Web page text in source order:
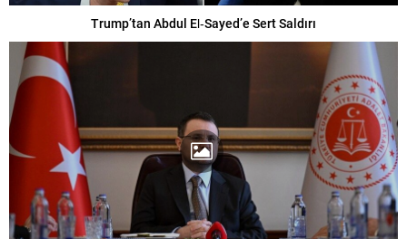
Trump’tan Abdul El‑Sayed’e Sert Saldırı